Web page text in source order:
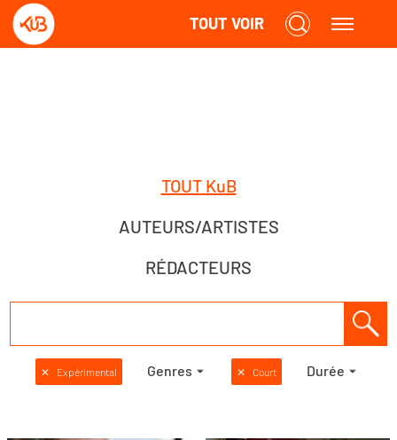
TOUT VOIR
TOUT KuB
AUTEURS/ARTISTES
RÉDACTEURS
✕ Expérimental Genres ✕ Court Durée